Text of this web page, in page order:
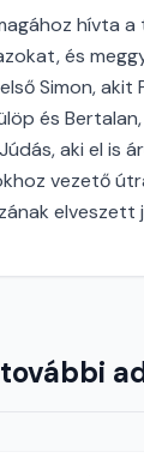
hívta
és
Simon,
és
aki el is
vezető
elveszett